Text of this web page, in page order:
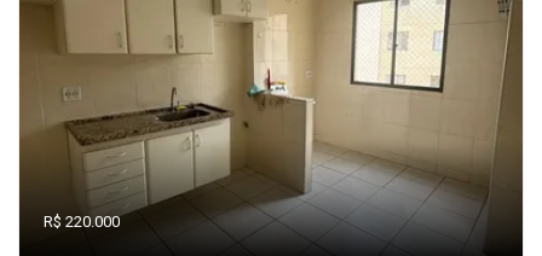
R$ 220.000